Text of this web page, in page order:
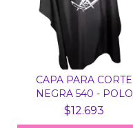
CAPA PARA CORTE
NEGRA 540 - POLO
BARBER...
$12.693